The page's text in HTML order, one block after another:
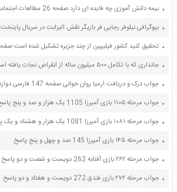
بیمه دانش آموزی چه فایده ای دارد صفحه 26 مطالعات اجتماعی هفتم
بیوگرافی نیلوفر رجایی فر بازیگر نقش الیزابت در سریال پایتخت 5 کیست ویکی پدیا
جواب درک و دریافت ارمیا روان خوانی صفحه 147 فارسی دوازدهم
جواب مرحله ۱۱۰۵ بازی آمیرزا 1105 یک هزار و صد و پنج پاسخ
جواب مرحله ۱۰۸۱ بازی آمیرزا 1081 یک هزار و هشتاد و یک پاسخ
جواب مرحله ۱۴۵ بازی آمیرزا 145 صد و چهل و پنج پاسخ
جواب مرحله ۲۶۲ بازی آفتابه 262 دویست و شصت و دو پاسخ
جواب مرحله ۲۷۲ بازی فندق 272 دویست و هفتاد و دو پاسخ